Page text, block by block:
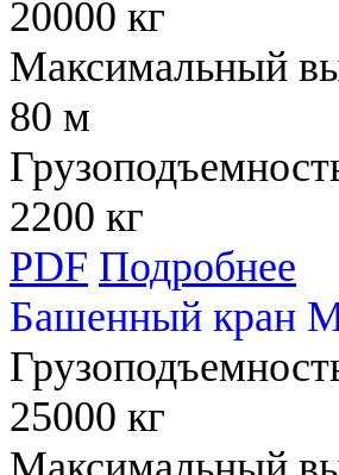
20000 кг
Максимальный
80 м
2200 кг
PDF Подробнее
Башенный кран
25000 кг